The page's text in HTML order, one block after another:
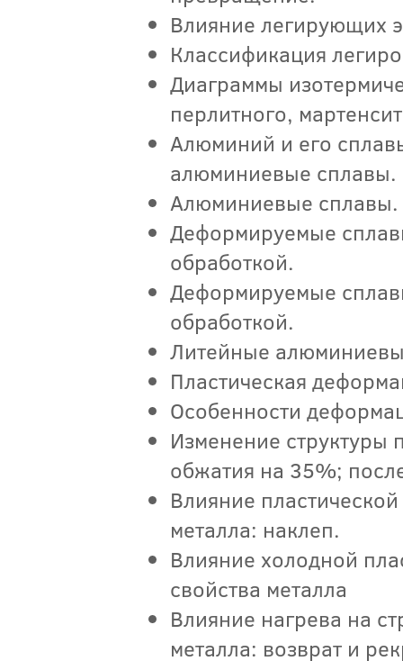
Влияние легирующих
Классификация
Диаграммы
перлитного,
Алюминий и его
алюминиевые сплавы.
Алюминиевые сплавы.
Деформируемые
обработкой.
Деформируемые
обработкой.
Литейные
Пластическая
Особенности
Изменение
обжатия на 35%;
Влияние
металла: наклеп.
Влияние холодной
свойства металла
Влияние нагрева на
металла: возврат и